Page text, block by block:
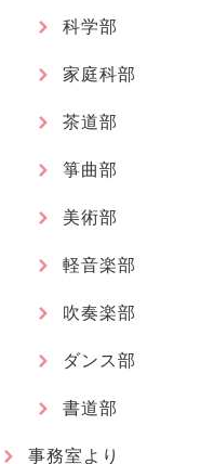
科学部
家庭科部
茶道部
箏曲部
美術部
軽音楽部
吹奏楽部
ダンス部
書道部
事務室より